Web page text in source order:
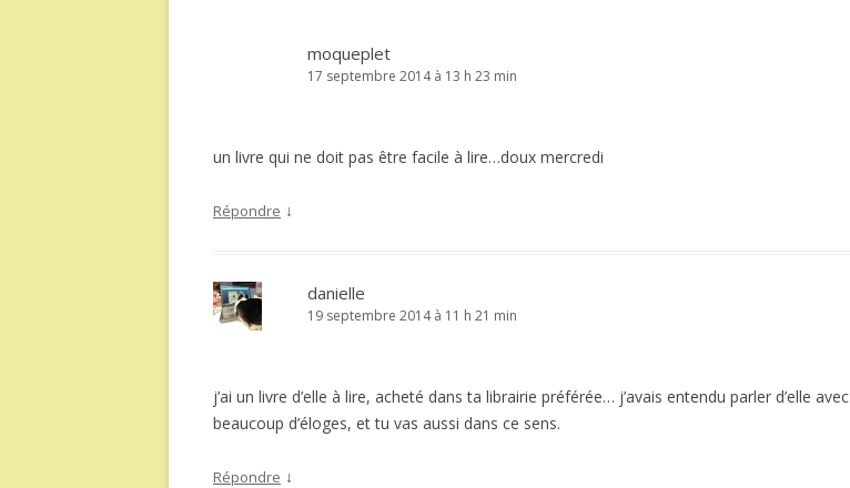
moqueplet
17 septembre 2014 à 13 h 23 min
un livre qui ne doit pas être facile à lire…doux mercredi
Répondre ↓
danielle
19 septembre 2014 à 11 h 21 min
j’ai un livre d’elle à lire, acheté dans ta librairie préférée… j’avais entendu parler d’elle avec
beaucoup d’éloges, et tu vas aussi dans ce sens.
Répondre ↓